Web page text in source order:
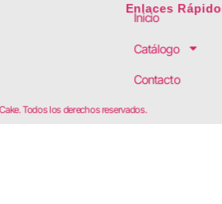
Enlaces
Inicio
Catálogo
Contacto
Todos los derechos reservados.